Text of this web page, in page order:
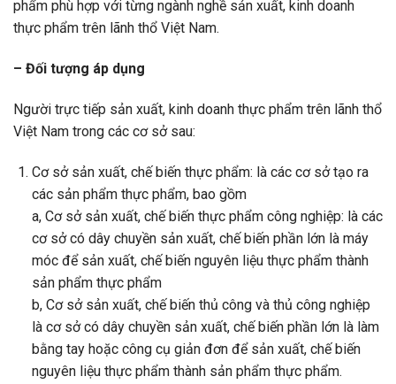
phẩm phù hợp với từng ngành nghề sản xuất, kinh doanh
thực phẩm trên lãnh thổ Việt Nam.
– Đối tượng áp dụng
Người trực tiếp sản xuất, kinh doanh thực phẩm trên lãnh thổ
Việt Nam trong các cơ sở sau:
Cơ sở sản xuất, chế biến thực phẩm: là các cơ sở tạo ra
các sản phẩm thực phẩm, bao gồm
a, Cơ sở sản xuất, chế biến thực phẩm công nghiệp: là các
cơ sở có dây chuyền sản xuất, chế biến phần lớn là máy
móc để sản xuất, chế biến nguyên liệu thực phẩm thành
sản phẩm thực phẩm
b, Cơ sở sản xuất, chế biến thủ công và thủ công nghiệp
là cơ sở có dây chuyền sản xuất, chế biến phần lớn là làm
bằng tay hoặc công cụ giản đơn để sản xuất, chế biến
nguyên liệu thực phẩm thành sản phẩm thực phẩm.